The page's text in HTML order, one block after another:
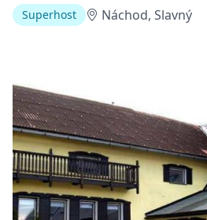
Superhost Náchod, Slavný